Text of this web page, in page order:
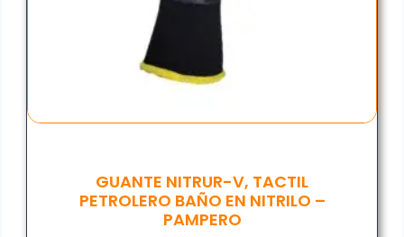
GUANTE NITRUR-V, TACTIL
PETROLERO BAÑO EN NITRILO –
PAMPERO